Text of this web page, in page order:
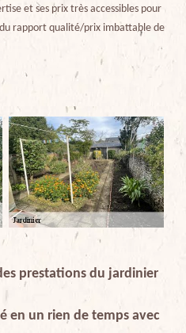
et ses prix très accessibles pour
rapport qualité/prix imbattable de
prestations du jardinier
en un rien de temps avec